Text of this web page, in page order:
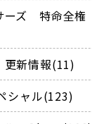
ーズ 特命全権
新情報(11)
シャル(123)